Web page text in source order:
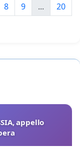
8 9 ...
20
appello